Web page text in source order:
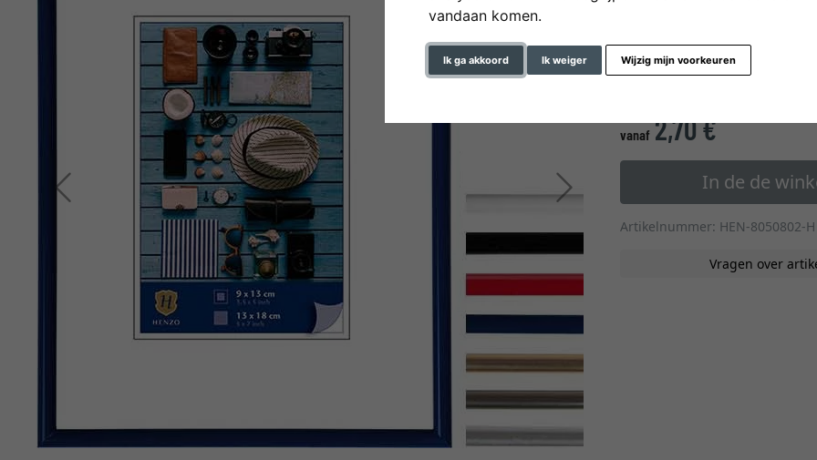
vandaan komen.
Ik ga akkoord Ik weiger Wijzig mijn voorkeuren
Terug Verder
glastype
vanaf 2,70 €*
In de de
Artikelnummer: HEN-8050802-H
Vragen over